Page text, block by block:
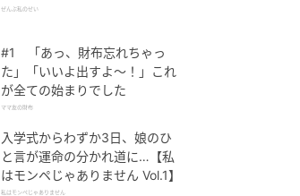
ぜんぶ私のせい
#1 「あっ、財布忘れちゃっ
た」「いいよ出すよ〜！」これ
が全ての始まりでした
ママ友の財布
入学式からわずか3日、娘のひ
と言が運命の分かれ道に…【私
はモンペじゃありません Vol.1】
私はモンペじゃありません